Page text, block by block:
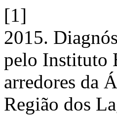
[1]
2015.
pelo Instituto
arredores da
Região dos